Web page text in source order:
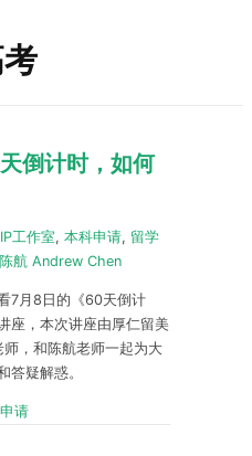
倒计时，如何
工作室, 本科申请, 留学
陈航 Andrew Chen
7月8日的《60天倒计
座，本次讲座由厚仁留美
，和陈航老师一起为大
答疑解惑。
请